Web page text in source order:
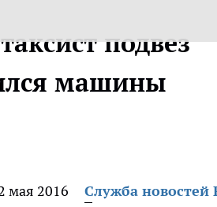
подвез
машины
мая 2016
Служба новостей